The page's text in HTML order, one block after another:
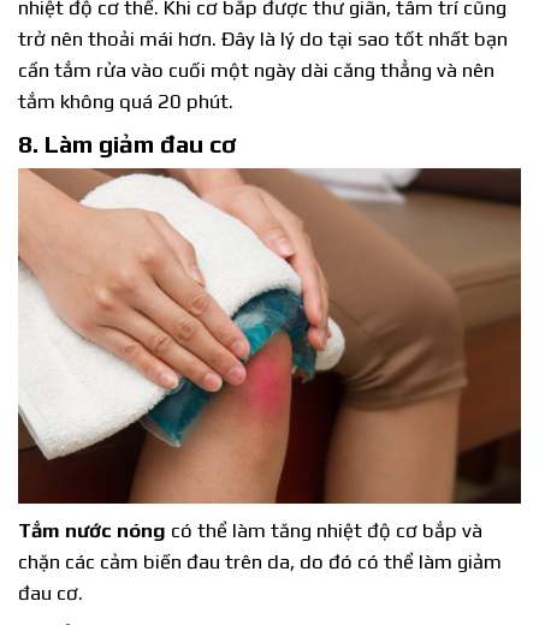
nhiệt độ cơ thể. Khi cơ bắp được thư giãn, tâm trí cũng
trở nên thoải mái hơn. Đây là lý do tại sao tốt nhất bạn
cần tắm rửa vào cuối một ngày dài căng thẳng và nên
tắm không quá 20 phút.
8. Làm giảm đau cơ
Tắm nước nóng có thể làm tăng nhiệt độ cơ bắp và
chặn các cảm biến đau trên da, do đó có thể làm giảm
đau cơ.